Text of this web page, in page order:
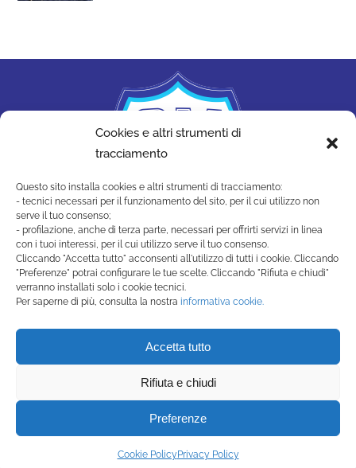
Cookies e altri strumenti di
tracciamento
Questo sito installa cookies e altri strumenti di tracciamento:
- tecnici necessari per il funzionamento del sito, per il cui utilizzo non
serve il tuo consenso;
- profilazione, anche di terza parte, necessari per offrirti servizi in linea
con i tuoi interessi, per il cui utilizzo serve il tuo consenso.
Cliccando "Accetta tutto" acconsenti all'utilizzo di tutti i cookie. Cliccando
"Preferenze" potrai configurare le tue scelte. Cliccando "Rifiuta e chiudi"
verranno installati solo i cookie tecnici.
Per saperne di più, consulta la nostra informativa cookie.
Accetta tutto
Rifiuta e chiudi
Preferenze
Cookie Policy Privacy Policy
SAN MARINO ACADEMY
Strada di Montecchio, 17 47890
(+378) 0549 990515 -
segreteria@sanmarinoacademy.sm
Privacy Policy- Cookie Policy
Powered by Studio99